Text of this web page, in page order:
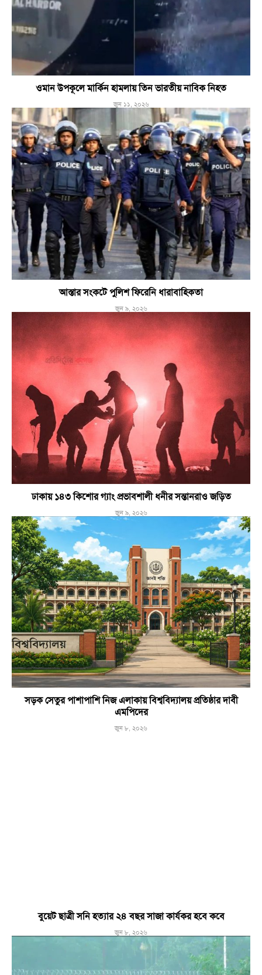
ওমান উপকূলে মার্কিন হামলায় তিন ভারতীয় নাবিক নিহত
জুন ১১, ২০২৬
আস্তার সংকটে পুলিশ ফিরেনি ধারাবাহিকতা
জুন ৯, ২০২৬
ঢাকায় ১৪৩ কিশোর গ্যাং প্রভাবশালী ধনীর সন্তানরাও জড়িত
জুন ৯, ২০২৬
সড়ক সেতুর পাশাপাশি নিজ এলাকায় বিশ্ববিদ্যালয় প্রতিষ্ঠার দাবী
এমপিদের
জুন ৮, ২০২৬
বুয়েট ছাত্রী সনি হত্যার ২৪ বছর সাজা কার্যকর হবে কবে
জুন ৮, ২০২৬